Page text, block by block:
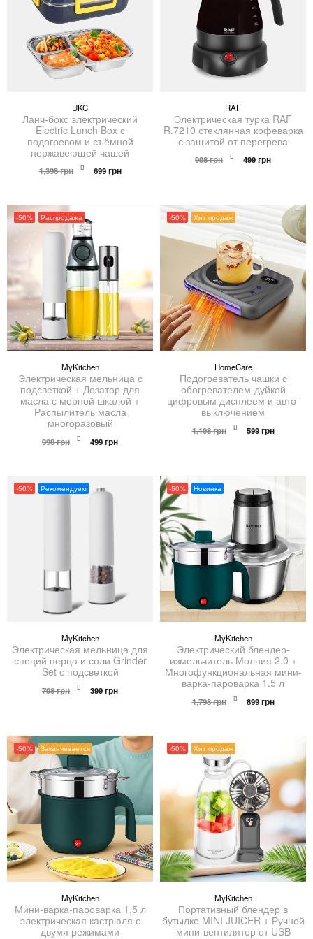
UKC
Ланч-бокс электрический
Electric Lunch Box с
подогревом и съёмной
нержавеющей чашей
1,398грн
Первоначальная
699грнТекущая
RAF
Электрическая турка RAF
R.7210 стеклянная кофеварка
с защитой от перегрева
998грн
Первоначальная
499грнТекущая
-50% Распродажа
MyKitchen
Электрическая мельница с
подсветкой + Дозатор для
масла с мерной шкалой +
Распылитель масла
многоразовый
998грн
Первоначальная
цена
499грнТекущая
-50% Хит продаж
HomeCare
Подогреватель чашки с
обогревателем-дуйкой
цифровым дисплеем и авто-
выключением
1,198грн
Первоначальная
цена
599грнТекущая
-50% Рекомендуем
MyKitchen
Электрическая мельница для
специй перца и соли Grinder
Set с подсветкой
798грн
Первоначальная
цена
399грнТекущая
-50% Новинка
MyKitchen
Электрический блендер-
измельчитель Молния 2.0 +
Многофункциональная мини-
варка-пароварка 1.5 л
1,798грн
Первоначальная
цена
899грнТекущая
-50% Заканчивается
MyKitchen
Мини-варка-пароварка 1,5 л
электрическая кастрюля с
двумя режимами
-50% Хит продаж
MyKitchen
Портативный блендер в
бутылке MINI JUICER + Ручной
мини-вентилятор от USB